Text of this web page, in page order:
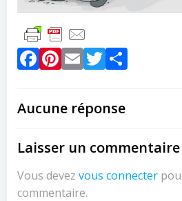
Facebook
Pinterest
EmailTwitter
Aucune réponse
Laisser un commentaire
Vous devez vous connecter
commentaire.